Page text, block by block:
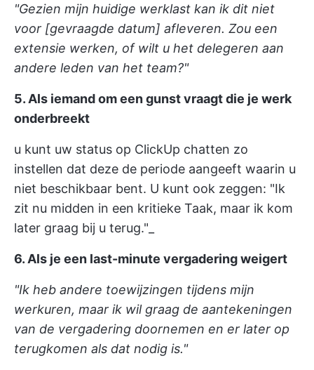
"Gezien mijn huidige werklast kan ik dit niet
voor [gevraagde datum] afleveren. Zou een
extensie werken, of wilt u het delegeren aan
andere leden van het team?"
5. Als iemand om een gunst vraagt die je werk
onderbreekt
u kunt uw status op ClickUp chatten zo
instellen dat deze de periode aangeeft waarin u
niet beschikbaar bent. U kunt ook zeggen: "Ik
zit nu midden in een kritieke Taak, maar ik kom
later graag bij u terug."_
6. Als je een last-minute vergadering weigert
"Ik heb andere toewijzingen tijdens mijn
werkuren, maar ik wil graag de aantekeningen
van de vergadering doornemen en er later op
terugkomen als dat nodig is."